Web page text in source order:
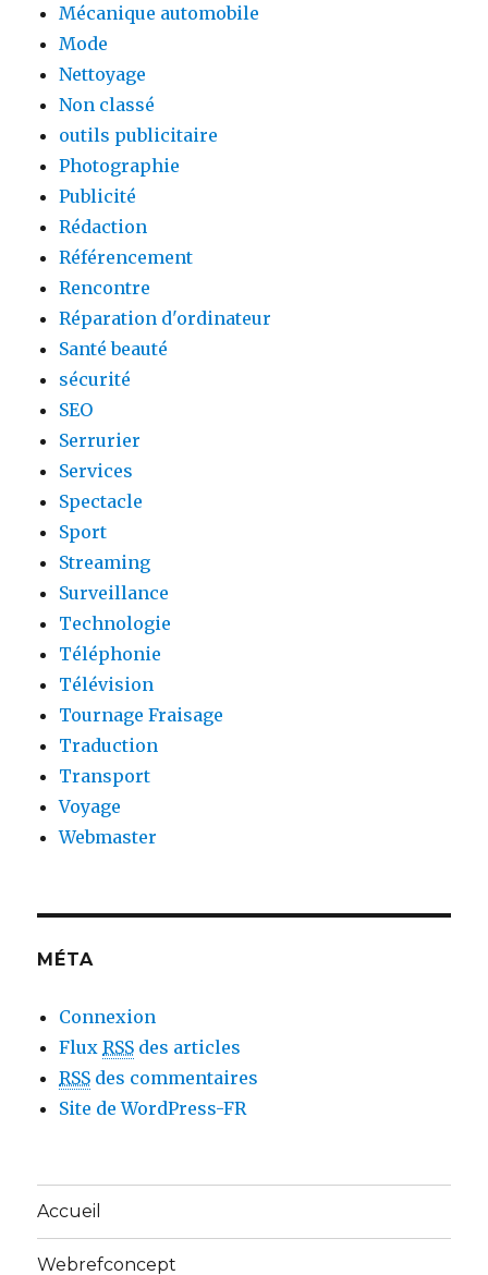
Mécanique automobile
Mode
Nettoyage
Non classé
outils publicitaire
Photographie
Publicité
Rédaction
Référencement
Rencontre
Réparation d'ordinateur
Santé beauté
sécurité
SEO
Serrurier
Services
Spectacle
Sport
Streaming
Surveillance
Technologie
Téléphonie
Télévision
Tournage Fraisage
Traduction
Transport
Voyage
Webmaster
MÉTA
Connexion
FluxRSS des articles
RSS des commentaires
Site de WordPress-FR
Accueil
Webrefconcept